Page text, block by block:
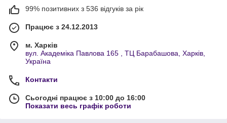
99% позитивних з 536 відгуків за рік
Працює з 24.12.2013
м. Харків
вул. Академіка Павлова 165 , ТЦ Барабашова, Харків,
Україна
Контакти
Сьогодні працює з 10:00 до 16:00
Показати весь графік роботи